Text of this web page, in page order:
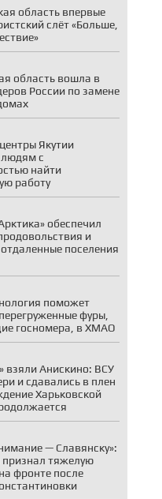
область впервые
слёт «Больше,
область вошла в
России по замене
Якутии
с
найти
работу
обеспечил
и
поселения
поможет
фуры,
госномера, в ХМАО
взяли Анискино: ВСУ
и сдавались в плен
Харьковской
— Славянску»:
признал тяжелую
фронте после